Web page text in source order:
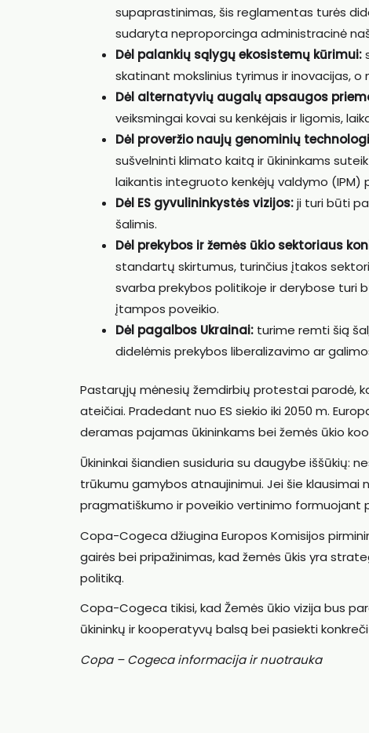
supaprastinimas, šis reglamentas turės
sudaryta neproporcinga administracinė
Dėl palankių sąlygų ekosistemų kūrimui:
skatinant mokslinius tyrimus ir inovacijas,
Dėl alternatyvių augalų apsaugos
veiksmingai kovai su kenkėjais ir ligomis,
Dėl proveržio naujų genominių
sušvelninti klimato kaitą ir ūkininkams
laikantis integruoto kenkėjų valdymo (IPM)
Dėl ES gyvulininkystės vizijos:ji turi būti
šalimis.
Dėl prekybos ir žemės ūkio sektoriaus
standartų skirtumus, turinčius įtakos
svarba prekybos politikoje ir derybose turi
įtampos poveikio.
Dėl pagalbos Ukrainai: turime remti šią
didelėmis prekybos liberalizavimo ar
Pastarųjų mėnesių žemdirbių protestai parodė,
ateičiai. Pradedant nuo ES siekio iki 2050 m.
deramas pajamas ūkininkams bei žemės ūkio
Ūkininkai šiandien susiduria su daugybe iššūkių:
trūkumu gamybos atnaujinimui. Jei šie klausimai
pragmatiškumo ir poveikio vertinimo formuojant
Copa-Cogeca džiugina Europos Komisijos
gairės bei pripažinimas, kad žemės ūkis yra
politiką.
Copa-Cogeca tikisi, kad Žemės ūkio vizija bus
ūkininkų ir kooperatyvų balsą bei pasiekti
Copa – Cogeca informacija ir nuotrauka